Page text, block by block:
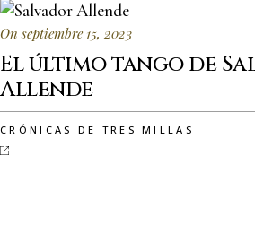
On septiembre 15, 2023
El último tango de
Allende
CRÓNICAS DE TRES MILLAS